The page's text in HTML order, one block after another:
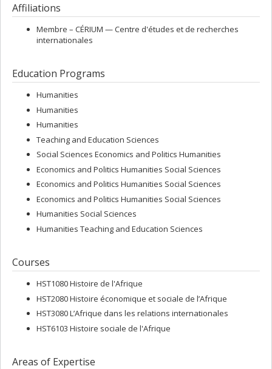
Affiliations
Membre – CÉRIUM — Centre d'études et de recherches
internationales
Education Programs
Humanities
Humanities
Humanities
Teaching and Education Sciences
Social Sciences Economics and Politics Humanities
Economics and Politics Humanities Social Sciences
Economics and Politics Humanities Social Sciences
Economics and Politics Humanities Social Sciences
Humanities Social Sciences
Humanities Teaching and Education Sciences
Courses
HST1080 Histoire de l'Afrique
HST2080 Histoire économique et sociale de l’Afrique
HST3080 L’Afrique dans les relations internationales
HST6103 Histoire sociale de l'Afrique
Areas of Expertise